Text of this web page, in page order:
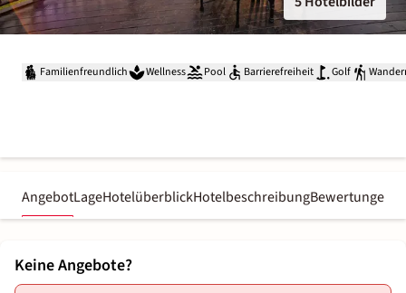
Familienfreundlich Wellness Pool Barrierefreiheit Golf
AngebotLageHotelüberblickHotelbeschreibungBewertungen
Keine Angebote?